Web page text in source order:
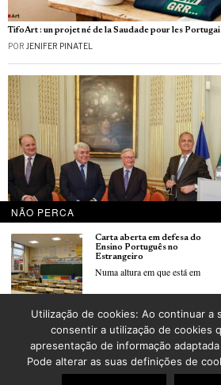
TifoArt : un projet né de la Saudade pour les
POR JENIFER PINATEL
Centenas de convidados comemoraram o Dia de
Comunidades na Embaixada em Paris
CARLOS PEREIRA
©2026LusoJornal | Todos os
NÃO PERCA
Carta aberta em defesa do
Ensino Português no
Estrangeiro
Numa altura em que está em
Seguro e a Montenegro sobre
revisão do Ensino Português no
Estrangeiro
Sindicatos representativos dos
professores portugueses
Utilização de cookies: Ao continuar a
consentir a utilização de cookies
apresentação de informação
Pode alterar as suas definições de